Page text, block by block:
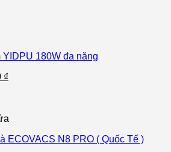
YIDPU 180W đa năng
₫
ECOVACS N8 PRO ( Quốc Tế )